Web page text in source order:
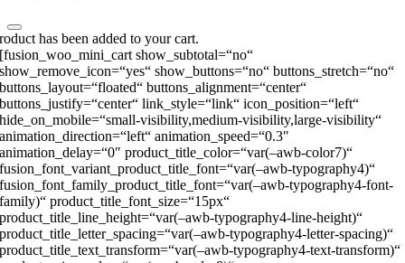
has been added to your cart.
[fusion_woo_mini_cart show_subtotal=“no“
show_remove_icon=“yes“ show_buttons=“no“ buttons_stretch=“no“
buttons_layout=“floated“ buttons_alignment=“center“
buttons_justify=“center“ link_style=“link“ icon_position=“left“
hide_on_mobile=“small-visibility,medium-visibility,large-visibility“
animation_direction=“left“ animation_speed=“0.3″
animation_delay=“0″ product_title_color=“var(–awb-color7)“
fusion_font_variant_product_title_font=“var(–awb-typography4)“
fusion_font_family_product_title_font=“var(–awb-typography4-font-
family)“ product_title_font_size=“15px“
product_title_line_height=“var(–awb-typography4-line-height)“
product_title_letter_spacing=“var(–awb-typography4-letter-spacing)“
product_title_text_transform=“var(–awb-typography4-text-transform)“